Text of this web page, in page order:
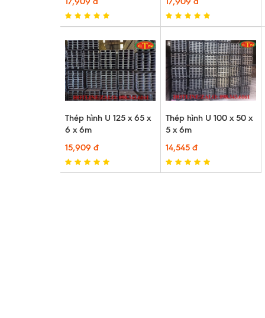
Thép hình U 125 x 65 x
6 x 6m
15,909 đ
Thép hình U 100 x 50 x
5 x 6m
14,545 đ